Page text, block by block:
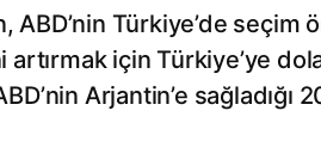
Türkiye’de seçim
için Türkiye’ye
Arjantin’e sağladığı